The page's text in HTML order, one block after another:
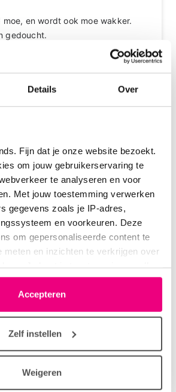
Details Over
Fijn dat je onze website bezoekt.
om jouw gebruikerservaring te
te analyseren en voor
Met jouw toestemming verwerken
gegevens zoals je IP-adres,
en voorkeuren. Deze
om gepersonaliseerde content te
meten en inzichten te verkrijgen over
intrekken via het cookie-icoontje
De lijst met partners is te vinden
Accepteren
Zelf instellen
Weigeren
en wordt ook moe wakker.
gedoucht.
altijd kwark(eiwitten) met fruit en
niet, het huishouden roept
doen.
ed.
het dan ook niet.
naar huis.
in 2016 ben ik blijven
ik nog 1x in de week.
te doen, en doe mijn
hartklep, en wordt ook
aan mijn rug.
blij dat ik dit lees, en dat het
van mijn COPD kan komen...
om te reageren